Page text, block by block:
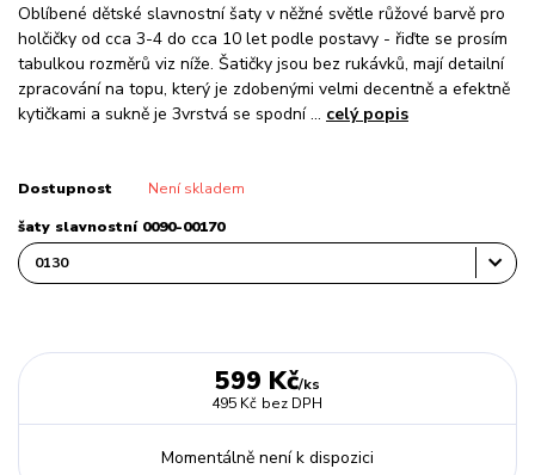
Oblíbené dětské slavnostní šaty v něžné světle růžové barvě pro
holčičky od cca 3-4 do cca 10 let podle postavy - řiďte se prosím
tabulkou rozměrů viz níže. Šatičky jsou bez rukávků, mají detailní
zpracování na topu, který je zdobenými velmi decentně a efektně
kytičkami a sukně je 3vrstvá se spodní ... celý popis
Dostupnost Není skladem
šaty slavnostní 0090-00170
599 Kč/ks
495 Kč bez DPH
Momentálně není k dispozici